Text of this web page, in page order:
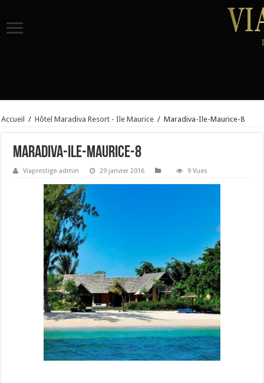
Accueil / Hôtel Maradiva Resort - Ile Maurice / Maradiva-Ile-Maurice-8
Maradiva-Ile-Maurice-8
Viaprestige-admin 29 janvier 2016 9 Vues